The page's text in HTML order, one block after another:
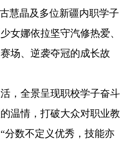
慧晶及多位新疆内职学子
女娜依拉坚守汽修热爱、
场、逆袭夺冠的成长故
全景呈现职校学子奋斗
温情，打破大众对职业教
分数不定义优秀，技能亦